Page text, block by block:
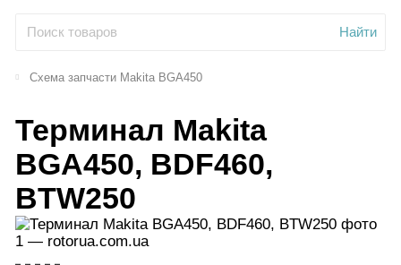
Найти
Схема запчасти Makita BGA450
Терминал Makita
BGA450, BDF460,
BTW250